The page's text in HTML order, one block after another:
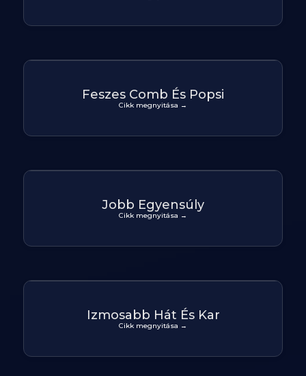
Feszes Comb És Popsi
Cikk megnyitása →
Jobb Egyensúly
Cikk megnyitása →
Izmosabb Hát És Kar
Cikk megnyitása →